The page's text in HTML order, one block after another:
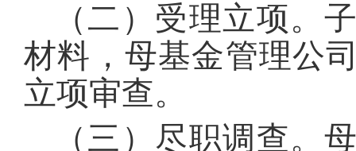
（二）受理立项。
材料，母基金管理公
立项审查。
（三）尽职调查。